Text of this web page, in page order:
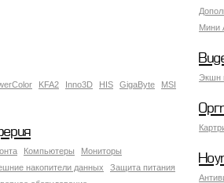
Мини
Экшн
KFA2 Inno3D HIS GigaByte
MSI
Компьютеры
Мониторы
накопители данных
Защита питания